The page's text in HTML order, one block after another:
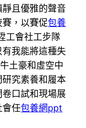
且優雅的聲音
，以賽促包養
工會社工步隊
我能將這種失
土豪和虛空中
研究素養和履本
卷口試和現場展
會任包養網ppt